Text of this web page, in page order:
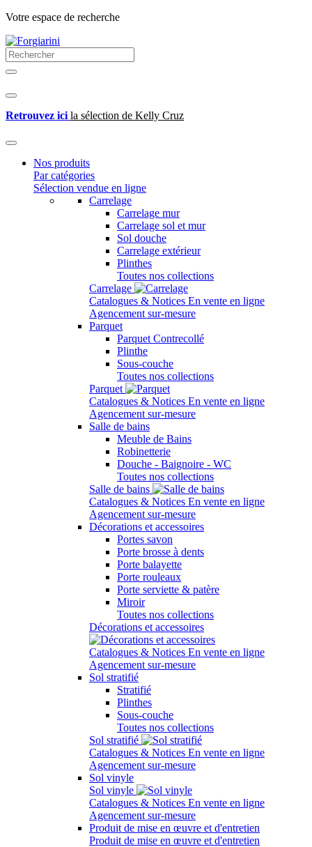
Votre espace de recherche
Retrouvez ici la sélection de Kelly Cruz
Nos produits
Par catégories
Sélection vendue en ligne
Carrelage
Carrelage mur
Carrelage sol et mur
Sol douche
Carrelage extérieur
Plinthes
Toutes nos collections
Carrelage
Catalogues & Notices En vente en ligne
Agencement sur-mesure
Parquet
Parquet Contrecollé
Plinthe
Sous-couche
Toutes nos collections
Parquet
Catalogues & Notices En vente en ligne
Agencement sur-mesure
Salle de bains
Meuble de Bains
Robinetterie
Douche - Baignoire - WC
Toutes nos collections
Salle de bains
Catalogues & Notices En vente en ligne
Agencement sur-mesure
Décorations et accessoires
Portes savon
Porte brosse à dents
Porte balayette
Porte rouleaux
Porte serviette & patère
Miroir
Toutes nos collections
Décorations et accessoires
Catalogues & Notices En vente en ligne
Agencement sur-mesure
Sol stratifié
Stratifié
Plinthes
Sous-couche
Toutes nos collections
Sol stratifié
Catalogues & Notices En vente en ligne
Agencement sur-mesure
Sol vinyle
Sol vinyle
Catalogues & Notices En vente en ligne
Agencement sur-mesure
Produit de mise en œuvre et d'entretien
Produit de mise en œuvre et d'entretien